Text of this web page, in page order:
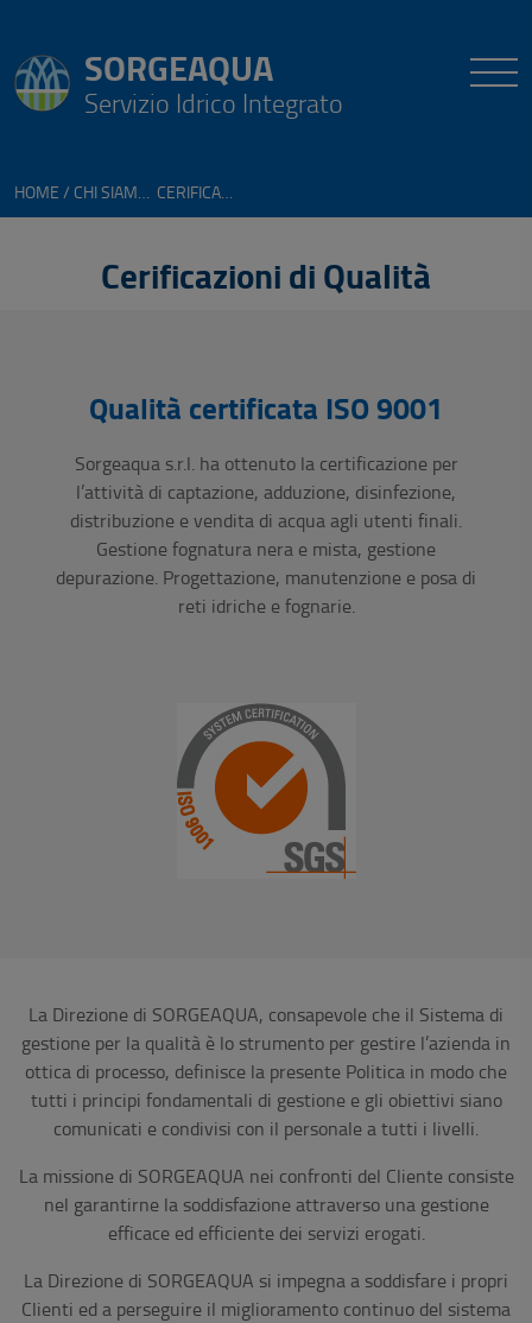
SORGEAQUA
Servizio Idrico Integrato
HOME
Cerificazioni di Qualità
Qualità certificata ISO 9001
Sorgeaqua s.r.l. ha ottenuto la certificazione per
l’attività di captazione, adduzione, disinfezione,
distribuzione e vendita di acqua agli utenti finali.
Gestione fognatura nera e mista, gestione
depurazione. Progettazione, manutenzione e posa di
reti idriche e fognarie.
La Direzione di SORGEAQUA, consapevole che il Sistema di
gestione per la qualità è lo strumento per gestire l’azienda in
ottica di processo, definisce la presente Politica in modo che
tutti i principi fondamentali di gestione e gli obiettivi siano
comunicati e condivisi con il personale a tutti i livelli.
La missione di SORGEAQUA nei confronti del Cliente consiste
nel garantirne la soddisfazione attraverso una gestione
efficace ed efficiente dei servizi erogati.
La Direzione di SORGEAQUA si impegna a soddisfare i propri
Clienti ed a perseguire il miglioramento continuo del sistema